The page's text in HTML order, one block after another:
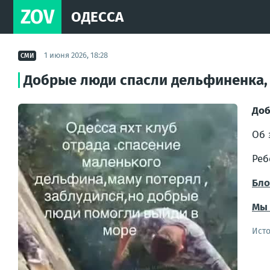
ZOV ОДЕССА
СМИ 1 июня 2026, 18:28
Добрые люди спасли дельфиненка,
Об
Мы